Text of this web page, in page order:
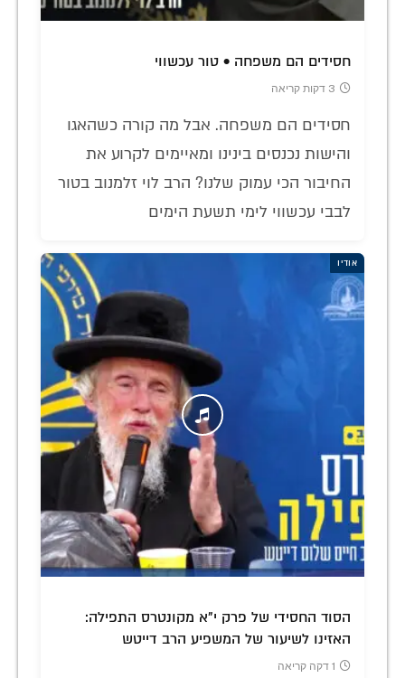
חסידים הם משפחה • טור עכשווי
3 דקות קריאה
חסידים הם משפחה. אבל מה קורה כשהאגו
והישות נכנסים בינינו ומאיימים לקרוע את
החיבור הכי עמוק שלנו? הרב לוי זלמנוב בטור
לבבי עכשווי לימי תשעת הימים
אודיו
הסוד החסידי של פרק י"א מקונטרס התפילה:
האזינו לשיעור של המשפיע הרב דייטש
1 דקה קריאה